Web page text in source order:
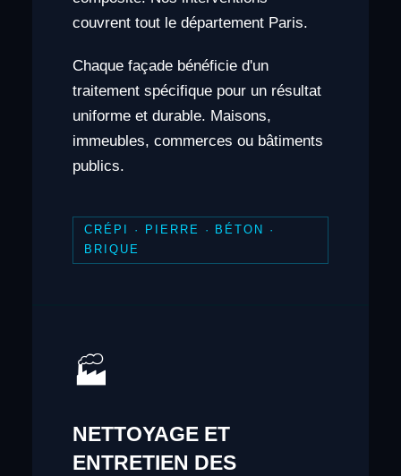
couvrent tout le département Paris.
Chaque façade bénéficie d'un
traitement spécifique pour un résultat
uniforme et durable. Maisons,
immeubles, commerces ou bâtiments
publics.
CRÉPI · PIERRE · BÉTON ·
BRIQUE
🏭
NETTOYAGE ET
ENTRETIEN DES